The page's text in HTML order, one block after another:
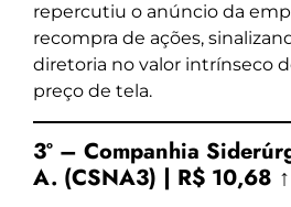
repercutiu o anúncio da
recompra de ações,
diretoria no valor intrínseco
preço de tela.
3º – Companhia
A. (CSNA3) | R$ 10,68